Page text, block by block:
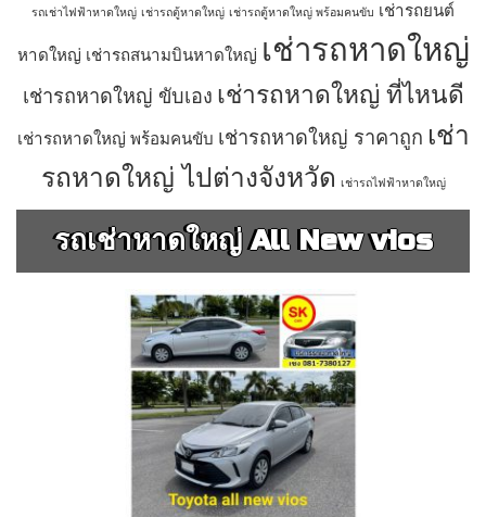
รถเช่าไฟฟ้าหาดใหญ่ เช่ารถตู้หาดใหญ่ เช่ารถตู้หาดใหญ่ พร้อมคนขับ เช่ารถยนต์
หาดใหญ่ เช่ารถสนามบินหาดใหญ่ เช่ารถหาดใหญ่
เช่ารถหาดใหญ่ ขับเอง เช่ารถหาดใหญ่ ที่ไหนดี
เช่ารถหาดใหญ่ พร้อมคนขับ เช่ารถหาดใหญ่ ราคาถูก เช่า
รถหาดใหญ่ ไปต่างจังหวัด เช่ารถไฟฟ้าหาดใหญ่
รถเช่าหาดใหญ่ All New vios